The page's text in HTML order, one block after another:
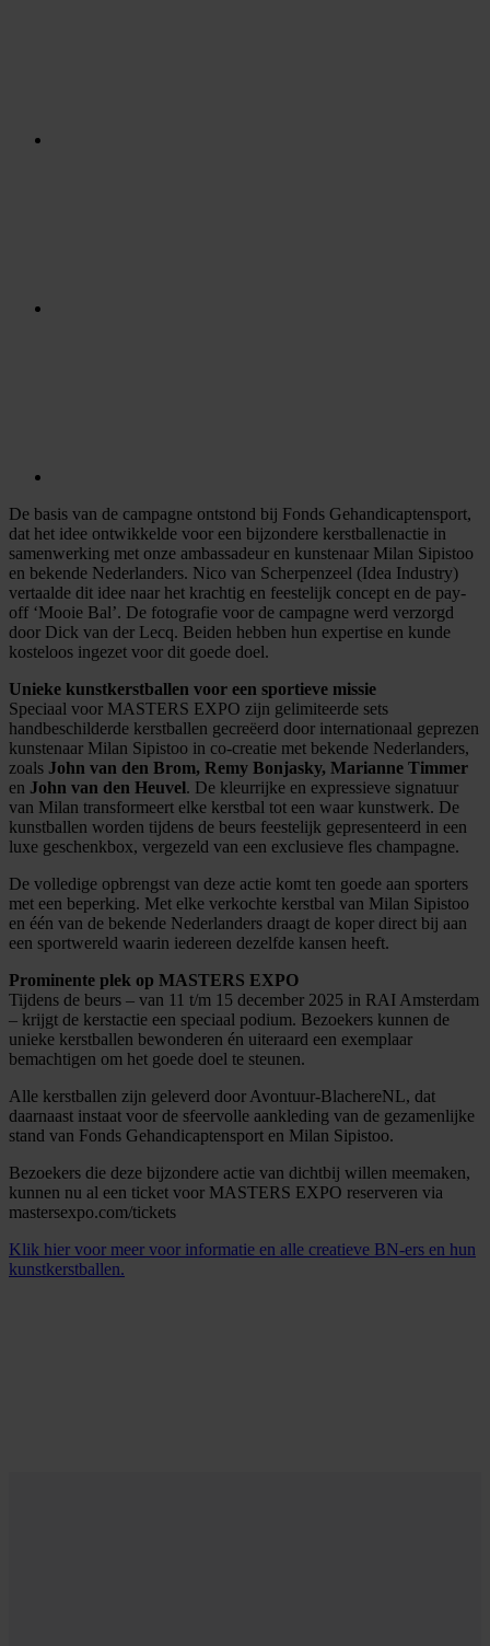
De basis van de campagne ontstond bij Fonds Gehandicaptensport,
dat het idee ontwikkelde voor een bijzondere kerstballenactie in
samenwerking met onze ambassadeur en kunstenaar Milan Sipistoo
en bekende Nederlanders. Nico van Scherpenzeel (Idea Industry)
vertaalde dit idee naar het krachtig en feestelijk concept en de pay-
off ‘Mooie Bal’. De fotografie voor de campagne werd verzorgd
door Dick van der Lecq. Beiden hebben hun expertise en kunde
kosteloos ingezet voor dit goede doel.
Unieke kunstkerstballen voor een sportieve missie
Speciaal voor MASTERS EXPO zijn gelimiteerde sets
handbeschilderde kerstballen gecreëerd door internationaal geprezen
kunstenaar Milan Sipistoo in co-creatie met bekende Nederlanders,
zoals John van den Brom, Remy Bonjasky, Marianne Timmer
en John van den Heuvel. De kleurrijke en expressieve signatuur
van Milan transformeert elke kerstbal tot een waar kunstwerk. De
kunstballen worden tijdens de beurs feestelijk gepresenteerd in een
luxe geschenkbox, vergezeld van een exclusieve fles champagne.
De volledige opbrengst van deze actie komt ten goede aan sporters
met een beperking. Met elke verkochte kerstbal van Milan Sipistoo
en één van de bekende Nederlanders draagt de koper direct bij aan
een sportwereld waarin iedereen dezelfde kansen heeft.
Prominente plek op MASTERS EXPO
Tijdens de beurs – van 11 t/m 15 december 2025 in RAI Amsterdam
– krijgt de kerstactie een speciaal podium. Bezoekers kunnen de
unieke kerstballen bewonderen én uiteraard een exemplaar
bemachtigen om het goede doel te steunen.
Alle kerstballen zijn geleverd door Avontuur-BlachereNL, dat
daarnaast instaat voor de sfeervolle aankleding van de gezamenlijke
stand van Fonds Gehandicaptensport en Milan Sipistoo.
Bezoekers die deze bijzondere actie van dichtbij willen meemaken,
kunnen nu al een ticket voor MASTERS EXPO reserveren via
mastersexpo.com/tickets
Klik hier voor meer voor informatie en alle creatieve BN-ers en hun
kunstkerstballen.